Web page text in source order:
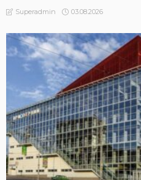
Superadmin 03.08.2026